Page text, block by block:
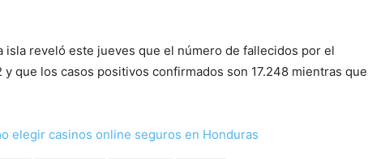
isla reveló este jueves que el número de fallecidos por el
que los casos positivos confirmados son 17.248 mientras que
elegir casinos online seguros en Honduras